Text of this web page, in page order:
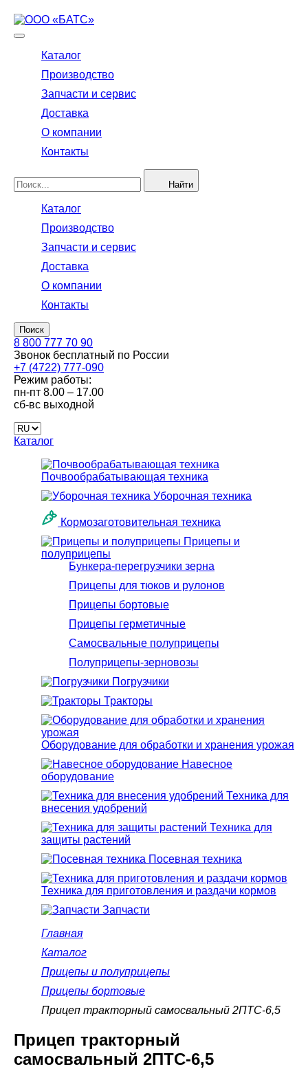
Каталог
Производство
Запчасти и сервис
Доставка
О компании
Контакты
Найти
Каталог
Производство
Запчасти и сервис
Доставка
О компании
Контакты
Поиск
8 800 777 70 90
Звонок бесплатный по России
+7 (4722) 777-090
Режим работы:
пн-пт 8.00 – 17.00
сб-вс выходной
Каталог
Почвообрабатывающая техника
Уборочная техника
Кормозаготовительная техника
Прицепы и
полуприцепы
Бункера-перегрузчики зерна
Прицепы для тюков и рулонов
Прицепы бортовые
Прицепы герметичные
Самосвальные полуприцепы
Полуприцепы-зерновозы
Погрузчики
Тракторы
Оборудование для обработки и хранения урожая
Навесное
оборудование
Техника для
внесения удобрений
Техника для
защиты растений
Посевная техника
Техника для приготовления и раздачи кормов
Запчасти
Главная
Каталог
Прицепы и полуприцепы
Прицепы бортовые
Прицеп тракторный самосвальный 2ПТС-6,5
Прицеп тракторный
самосвальный 2ПТС-6,5